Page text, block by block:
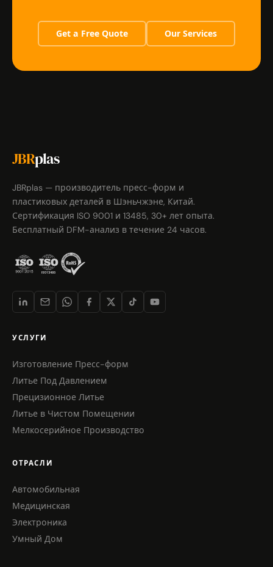
Get a Free Quote Our Services
JBRplas
JBRplas — производитель пресс-форм и
пластиковых деталей в Шэньчжэне, Китай.
Сертификация ISO 9001 и 13485, 30+ лет опыта.
Бесплатный DFM-анализ в течение 24 часов.
УСЛУГИ
Изготовление Пресс-форм
Литье Под Давлением
Прецизионное Литье
Литье в Чистом Помещении
Мелкосерийное Производство
ОТРАСЛИ
Автомобильная
Медицинская
Электроника
Умный Дом